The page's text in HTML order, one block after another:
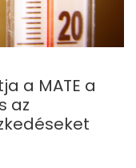
a MATE a
az